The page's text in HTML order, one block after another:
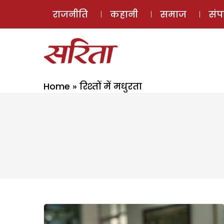
राजनीति कहानी समाज
Home » रिश्तों में मधुरता